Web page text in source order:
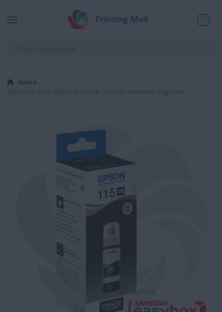
Acasă
Epson 115 Photo Black EcoTank - Flacon cerneala originala